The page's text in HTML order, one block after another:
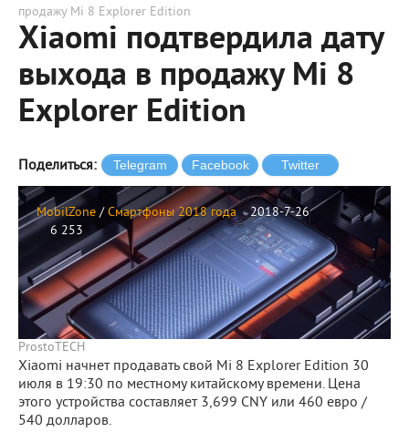
продажу Mi 8 Explorer Edition
Xiaomi подтвердила дату
выхода в продажу Mi 8
Explorer Edition
Поделиться:
MobilZone /Смартфоны 2018 года
2018-7-26
6 253
ProstoTECH
Xiaomi начнет продавать свой Mi 8 Explorer Edition 30
июля в 19:30 по местному китайскому времени. Цена
этого устройства составляет 3,699 CNY или 460 евро /
540 долларов.